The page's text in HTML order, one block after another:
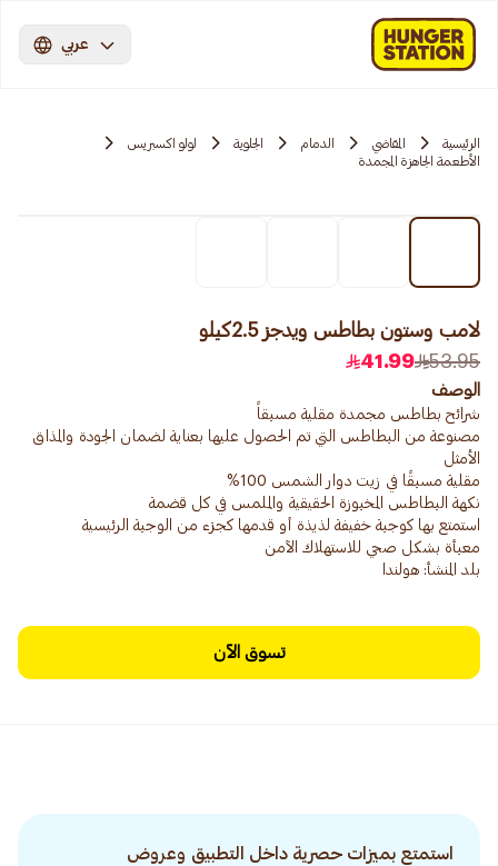
عربي
الرئيسية المقاضي الدمام الجلوية
لولو اكسبريس
الأطعمة الجاهزة المجمدة
لامب وستون بطاطس ويدجز 2.5كيلو
53.95
41.99
الوصف
مصنوعة من البطاطس التي تم الحصول عليها بعناية لضمان الجودة والمذاق
بلد المنشأ: هولندا
تسوق الآن
استمتع بميزات حصرية داخل التطبيق وعروض